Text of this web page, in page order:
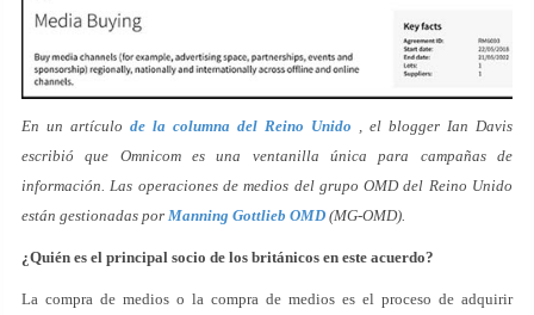
En un artículo de la columna del Reino Unido , el blogger Ian Davis
escribió que Omnicom es una ventanilla única para campañas de
información. Las operaciones de medios del grupo OMD del Reino Unido
están gestionadas por Manning Gottlieb OMD (MG-OMD).
¿Quién es el principal socio de los británicos en este acuerdo?
La compra de medios o la compra de medios es el proceso de adquirir